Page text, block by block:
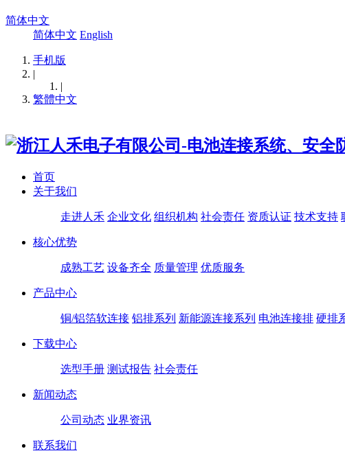
简体中文
简体中文 English
手机版
|
|
繁體中文
首页
关于我们
走进人禾 企业文化 组织机构 社会责任 资质认证 技术支持
核心优势
成熟工艺 设备齐全 质量管理 优质服务
产品中心
铜/铝箔软连接 铝排系列 新能源连接系列 电池连接排 硬排
下载中心
选型手册 测试报告 社会责任
新闻动态
公司动态 业界资讯
联系我们